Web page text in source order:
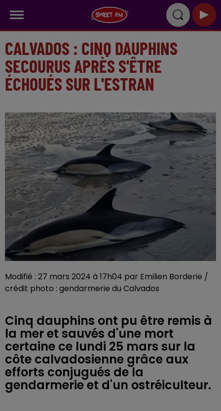
CALVADOS : CINQ DAUPHINS
SECOURUS APRÈS S'ÊTRE
ÉCHOUÉS SUR L'ESTRAN
Modifié : 27 mars 2024 à 17h04 par Emilien Borderie /
crédit photo : gendarmerie du Calvados
Cinq dauphins ont pu être remis à
la mer et sauvés d'une mort
certaine ce lundi 25 mars sur la
côte calvadosienne grâce aux
efforts conjugués de la
gendarmerie et d'un ostréiculteur.